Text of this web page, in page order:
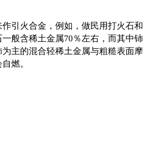
引火合金，例如，做民用打火石和
般含稀土金属70％左右，而其中铈
为主的混合轻稀土金属与粗糙表面摩
燃。